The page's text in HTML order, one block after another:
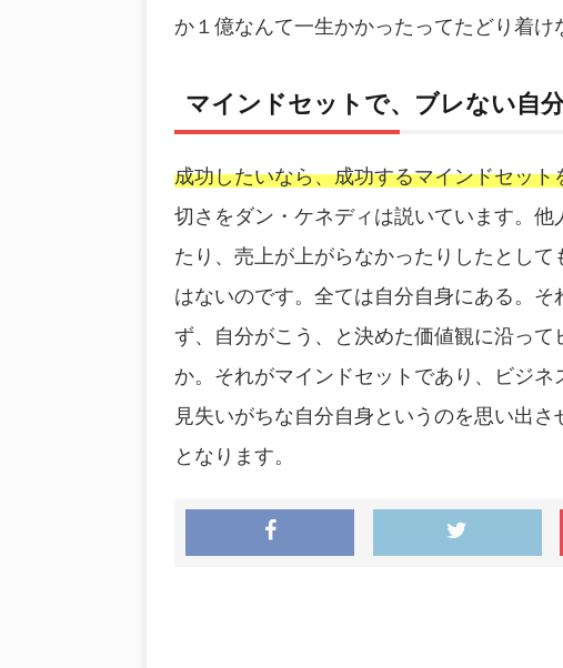
か１億なんて一生かかったってたどり着け
マインドセットで、ブレない自
成功したいなら、成功するマインドセッ
切さをダン・ケネディは説いています。
たり、売上が上がらなかったりしたとし
はないのです。全ては自分自身にある。
ず、自分がこう、と決めた価値観に沿っ
か。それがマインドセットであり、ビジ
見失いがちな自分自身というのを思い出
となります。